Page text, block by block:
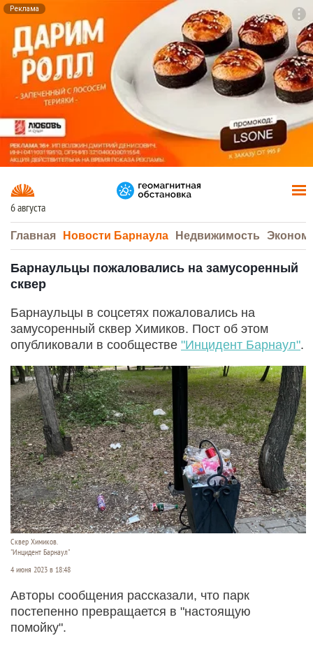
Реклама
6 августа
Главная Новости Барнаула Недвижимость
Барнаульцы пожаловались на замусоренный
сквер
Барнаульцы в соцсетях пожаловались на
замусоренный сквер Химиков. Пост об этом
опубликовали в сообществе "Инцидент Барнаул".
Сквер Химиков.
"Инцидент Барнаул"
4 июня 2023 в 18:48
Авторы сообщения рассказали, что парк
постепенно превращается в "настоящую
помойку".